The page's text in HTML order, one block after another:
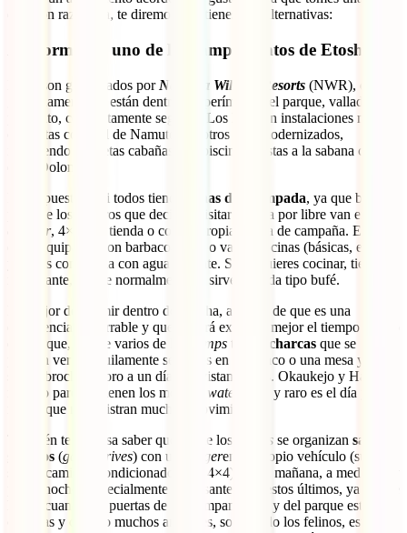
decisión razonada, te diremos que tienes dos alternativas:
A) Dormir en uno de los campamentos de Etosha
Estos son gestionados por Namibia Wildlife Resorts (NWR), que es
gubernamental, y están dentro del perímetro del parque, vallados y,
por tanto, completamente seguros. Los hay con instalaciones más
obsoletas como el de Namutoni y otros más modernizados,
incluyendo coquetas cabañas con piscina y vistas a la sabana como
el de Dolomite.
Por supuesto, casi todos tienen
zonas de acampada, ya que buena
parte de los viajeros que deciden visitar Etosha por libre van en
camper, 4×4 con tienda o con su propia tienda de campaña. Estas
están equipadas con barbacoa, una o varias cocinas (básicas, eso sí)
y baños con ducha con agua caliente. Si no quieres cocinar, tienen
restaurante, donde normalmente se sirve comida tipo bufé.
Lo mejor de dormir dentro de Etosha, además de que es una
experiencia imborrable y que te hará exprimir mejor el tiempo dentro
del parque, es que varios de los
camps tienen charcas que se
pueden ver tranquilamente sentados en un banco o una mesa y que
son el broche de oro a un día de avistamientos. Okaukejo y Halali, a
nuestro parecer, tienen los mejores waterholes y raro es el día y la
noche que no registran mucho “movimiento”.
También te interesa saber que desde los
camps se organizan safaris
guiados (game drives) con un rangeren su propio vehículo (suele
ser un camión acondicionado o un 4×4) por la mañana, a mediodía y
por la noche. Especialmente interesantes son estos últimos, ya que se
hacen cuando las puertas de los campamentos y del parque están
cerradas y cuando muchos animales, sobre todo los felinos, están